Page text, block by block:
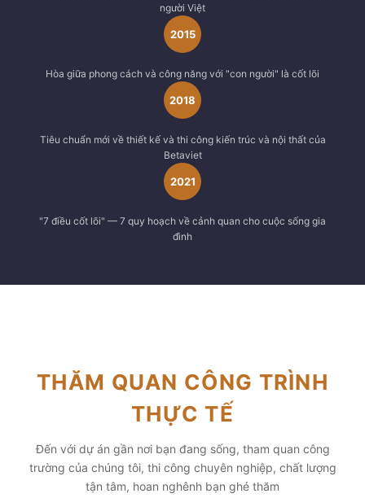
người Việt
2015
Hòa giữa phong cách và công năng với "con người" là cốt lõi
2018
Tiêu chuẩn mới về thiết kế và thi công kiến trúc và nội thất của
Betaviet
2021
"7 điều cốt lõi" — 7 quy hoạch về cảnh quan cho cuộc sống gia
đình
THĂM QUAN CÔNG TRÌNH
THỰC TẾ
Đến với dự án gần nơi bạn đang sống, tham quan công
trường của chúng tôi, thi công chuyên nghiệp, chất lượng
tận tâm, hoan nghênh bạn ghé thăm